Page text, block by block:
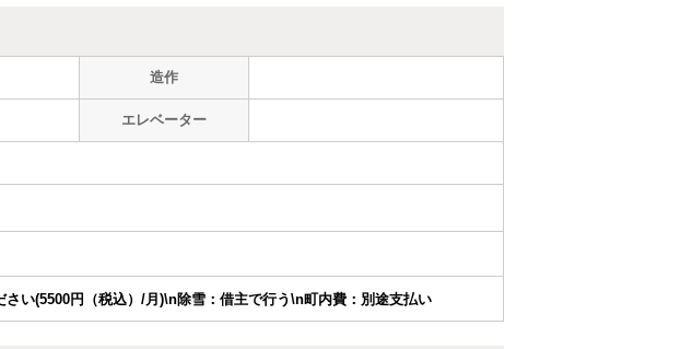
造作
エレベーター
さい(5500円（税込）/月)\n除雪：借主で行う\n町内費：別途支払い